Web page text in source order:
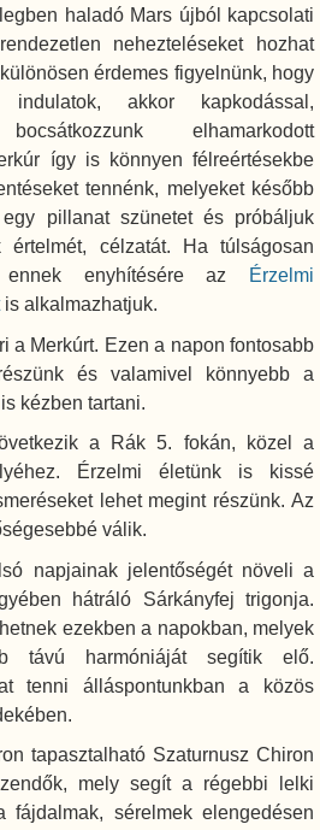
haladó Mars újból kapcsolati
nehezteléseket hozhat
érdemes figyelnünk, hogy
akkor kapkodással,
elhamarkodott
így is könnyen félreértésekbe
tennénk, melyeket később
egy pillanat szünetet és próbáljuk
értelmét, célzatát. Ha túlságosan
enyhítésére az
Érzelmi
is alkalmazhatjuk.
a Merkúrt. Ezen a napon fontosabb
és valamivel könnyebb a
kézben tartani.
a Rák 5. fokán, közel a
Érzelmi életünk is kissé
lehet megint részünk. Az
válik.
napjainak jelentőségét növeli a
hátráló Sárkányfej trigonja.
ezekben a napokban, melyek
távú harmóniáját segítik elő.
tenni álláspontunkban a közös
tapasztalható Szaturnusz Chiron
mely segít a régebbi lelki
fájdalmak, sérelmek elengedésen